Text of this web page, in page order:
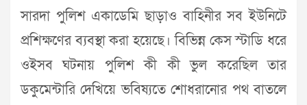
সারদা পুলিশ একাডেমি ছাড়াও বাহিনীর সব ইউনিটে
প্রশিক্ষণের ব্যবস্থা করা হয়েছে। বিভিন্ন কেস স্টাডি ধরে
ওইসব ঘটনায় পুলিশ কী কী ভুল করেছিল তার
ডকুমেন্টারি দেখিয়ে ভবিষ্যতে শোধরানোর পথ বাতলে